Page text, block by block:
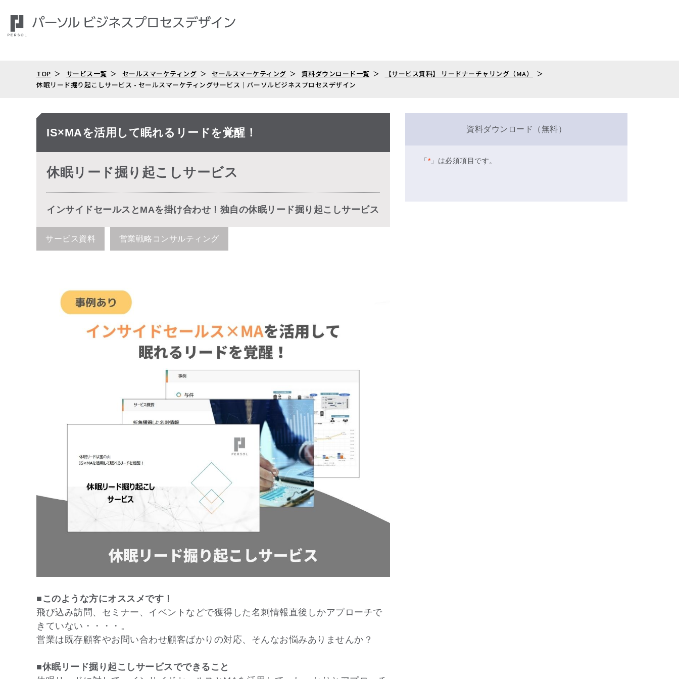
TOP サービス一覧 セールスマーケティング セールスマーケティング 資料ダウンロード一覧
【サービス資料】 リードナーチャリング（MA）
休眠リード掘り起こしサービス - セールスマーケティングサービス｜パーソルビジネスプロセスデザイン
IS×MAを活用して眠れるリードを覚醒！
休眠リード掘り起こしサービス
インサイドセールスとMAを掛け合わせ！独自の休眠リード掘り起こしサービス
サービス資料 営業戦略コンサルティング
■このような方にオススメです！
飛び込み訪問、セミナー、イベントなどで獲得した名刺情報直後しかアプローチで
きていない・・・・。
営業は既存顧客やお問い合わせ顧客ばかりの対応、そんなお悩みありませんか？
■休眠リード掘り起こしサービスでできること
資料ダウンロード（無料）
「 * 」は必須項目です。